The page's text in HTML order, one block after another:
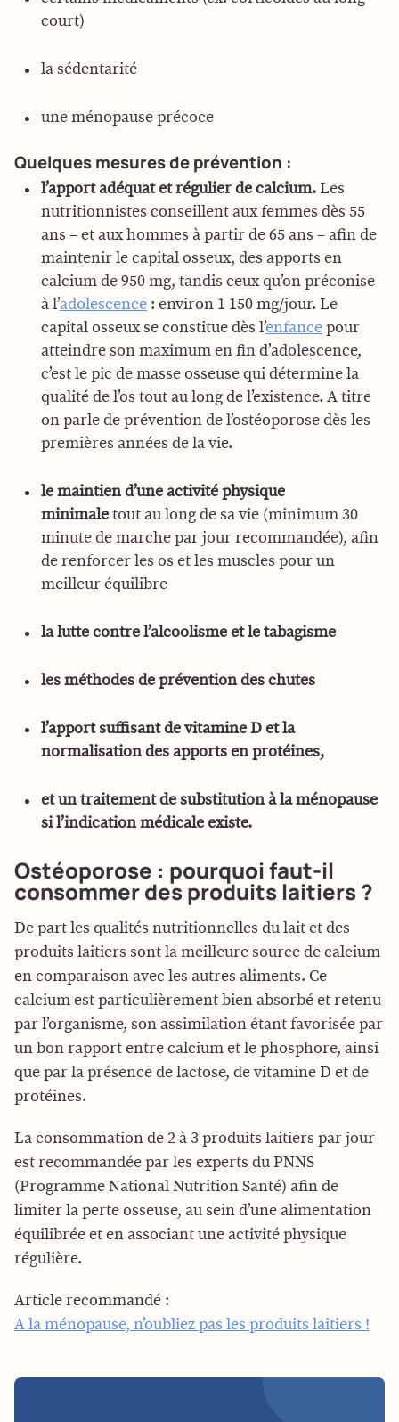
court)
la sédentarité
une ménopause précoce
Quelques mesures de prévention :
l’apport adéquat et régulier de calcium. Les
nutritionnistes conseillent aux femmes dès 55
ans – et aux hommes à partir de 65 ans – afin de
maintenir le capital osseux, des apports en
calcium de 950 mg, tandis ceux qu’on préconise
à l’adolescence : environ 1 150 mg/jour. Le
capital osseux se constitue dès l’enfance pour
atteindre son maximum en fin d’adolescence,
c’est le pic de masse osseuse qui détermine la
qualité de l’os tout au long de l’existence. A titre
on parle de prévention de l’ostéoporose dès les
premières années de la vie.
le maintien d’une activité physique
minimale tout au long de sa vie (minimum 30
minute de marche par jour recommandée), afin
de renforcer les os et les muscles pour un
meilleur équilibre
la lutte contre l’alcoolisme et le tabagisme
les méthodes de prévention des chutes
l’apport suffisant de vitamine D et la
normalisation des apports en protéines,
et un traitement de substitution à la ménopause
si l’indication médicale existe.
Ostéoporose : pourquoi faut-il
consommer des produits laitiers ?
De part les qualités nutritionnelles du lait et des
produits laitiers sont la meilleure source de calcium
en comparaison avec les autres aliments. Ce
calcium est particulièrement bien absorbé et retenu
par l’organisme, son assimilation étant favorisée par
un bon rapport entre calcium et le phosphore, ainsi
que par la présence de lactose, de vitamine D et de
protéines.
La consommation de 2 à 3 produits laitiers par jour
est recommandée par les experts du PNNS
(Programme National Nutrition Santé) afin de
limiter la perte osseuse, au sein d’une alimentation
équilibrée et en associant une activité physique
régulière.
Article recommandé :
A la ménopause, n’oubliez pas les produits laitiers !